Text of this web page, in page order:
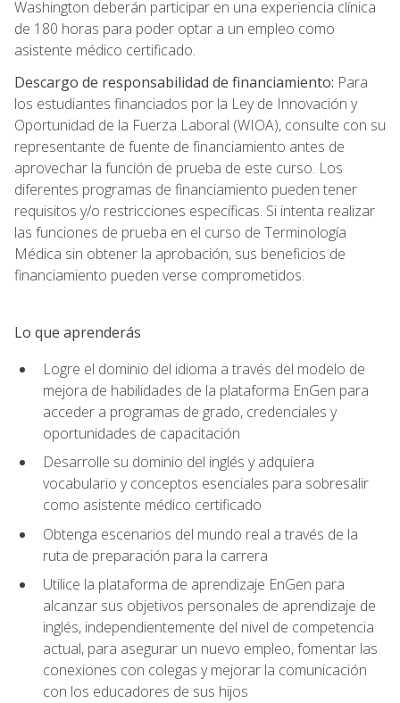
Washington deberán participar en una experiencia clínica
de 180 horas para poder optar a un empleo como
asistente médico certificado.
Descargo de responsabilidad de financiamiento: Para
los estudiantes financiados por la Ley de Innovación y
Oportunidad de la Fuerza Laboral (WIOA), consulte con su
representante de fuente de financiamiento antes de
aprovechar la función de prueba de este curso. Los
diferentes programas de financiamiento pueden tener
requisitos y/o restricciones específicas. Si intenta realizar
las funciones de prueba en el curso de Terminología
Médica sin obtener la aprobación, sus beneficios de
financiamiento pueden verse comprometidos.
Lo que aprenderás
Logre el dominio del idioma a través del modelo de
mejora de habilidades de la plataforma EnGen para
acceder a programas de grado, credenciales y
oportunidades de capacitación
Desarrolle su dominio del inglés y adquiera
vocabulario y conceptos esenciales para sobresalir
como asistente médico certificado
Obtenga escenarios del mundo real a través de la
ruta de preparación para la carrera
Utilice la plataforma de aprendizaje EnGen para
alcanzar sus objetivos personales de aprendizaje de
inglés, independientemente del nivel de competencia
actual, para asegurar un nuevo empleo, fomentar las
conexiones con colegas y mejorar la comunicación
con los educadores de sus hijos